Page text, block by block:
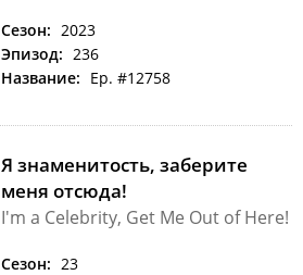
Сезон: 2023
Эпизод: 236
Название: Ep. #12758
Я знаменитость, заберите
меня отсюда!
I'm a Celebrity, Get Me Out of Here!
Сезон: 23